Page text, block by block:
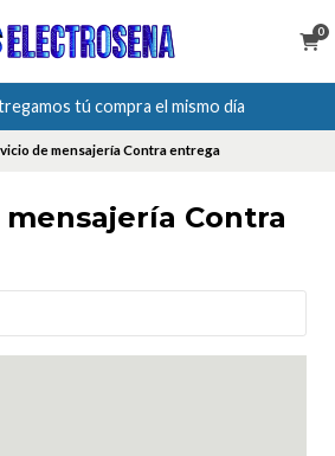
0
tú compra el mismo día
de mensajería Contra entrega
Contra